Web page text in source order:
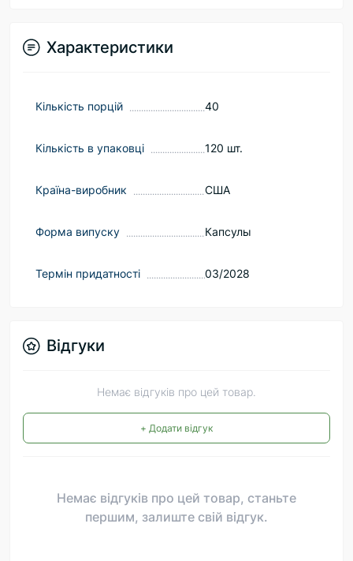
Характеристики
Кількість порцій 40
Кількість в упаковці 120 шт.
Країна-виробник США
Форма випуску Капсулы
Термін придатності 03/2028
Відгуки
Немає відгуків про цей товар.
+ Додати відгук
Немає відгуків про цей товар, станьте
першим, залиште свій відгук.